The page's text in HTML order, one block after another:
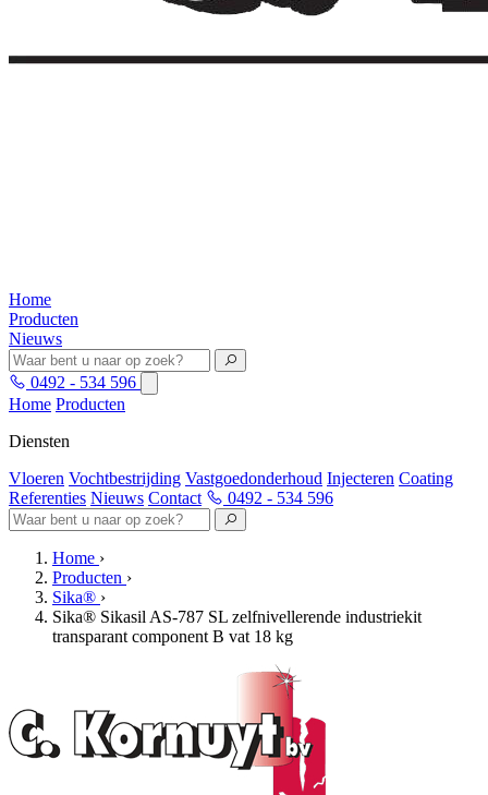
Home
Producten
Nieuws
0492 - 534 596
Home Producten
Diensten
Vloeren Vochtbestrijding Vastgoedonderhoud Injecteren Coating
Referenties Nieuws Contact 0492 - 534 596
Home ›
Producten ›
Sika® ›
Sika® Sikasil AS-787 SL zelfnivellerende industriekit
transparant component B vat 18 kg